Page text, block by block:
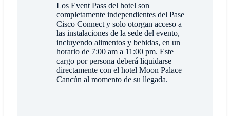
Los Event Pass del hotel son
completamente independientes del Pase
Cisco Connect y solo otorgan acceso a
las instalaciones de la sede del evento,
incluyendo alimentos y bebidas, en un
horario de 7:00 am a 11:00 pm. Este
cargo por persona deberá liquidarse
directamente con el hotel Moon Palace
Cancún al momento de su llegada.